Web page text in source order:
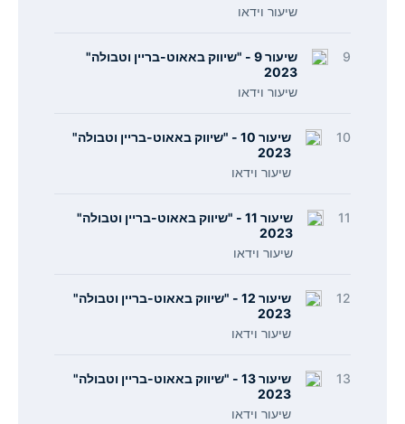
שיעור וידאו
9
שיעור 9 - "שיווק באאוט-בריין וטבולה"
2023
שיעור וידאו
10
שיעור 10 - "שיווק באאוט-בריין וטבולה"
2023
שיעור וידאו
11
שיעור 11 - "שיווק באאוט-בריין וטבולה"
2023
שיעור וידאו
12
שיעור 12 - "שיווק באאוט-בריין וטבולה"
2023
שיעור וידאו
13
שיעור 13 - "שיווק באאוט-בריין וטבולה"
2023
שיעור וידאו